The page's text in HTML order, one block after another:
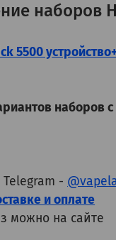
наборов
5500
наборов
Telegram -
и оплате
можно на сайте